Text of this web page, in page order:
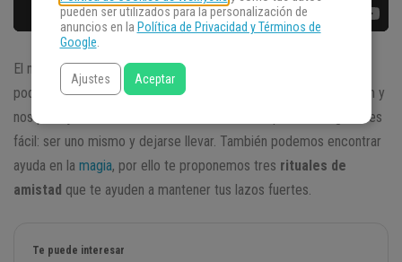
El mundo puede ser un lugar demasiado grande y solitario si no
podemos compartirlo con personas que nos quieran, nos valoren y
nos protejan cuando lo necesitamos. La clave para conseguirlo es
fácil: ser uno mismo y dejarse llevar. También podemos encontrar
ayuda en la magia, por ello te proponemos tres rituales de
amistad que te ayuden a mantener tus lazos fuertes.
Te puede interesar
pueden ser utilizados para la personalización de
anuncios en la Política de Privacidad y Términos de
Google.
Ajustes Aceptar